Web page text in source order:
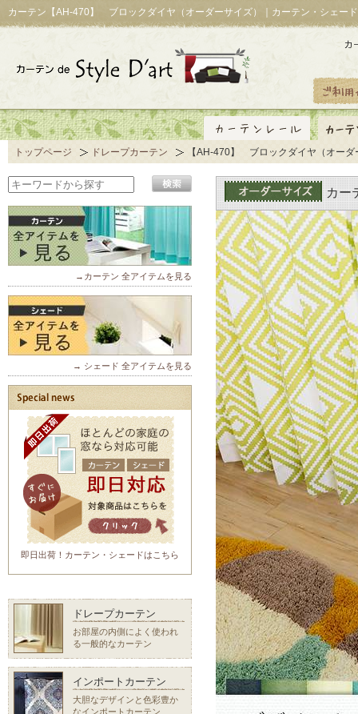
カーテン【AH-470】 ブロックダイヤ（オーダーサイズ）｜カーテン・シェー
トップページ ドレープカーテン 【AH-470】 ブロックダイヤ（オーダ
カー
→カーテン 全アイテムを見る
→ シェード 全アイテムを見る
即日出荷！カーテン・シェードはこちら
ドレープカーテン
お部屋の内側によく使われ
る一般的なカーテン
インポートカーテン
大胆なデザインと色彩豊か
なインポートカーテン